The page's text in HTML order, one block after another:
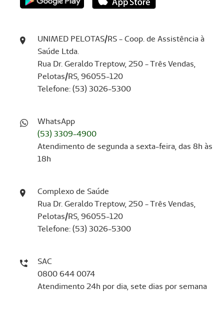
UNIMED PELOTAS/RS - Coop. de Assistência à
Saúde Ltda.
Rua Dr. Geraldo Treptow, 250 - Três Vendas,
Pelotas/RS, 96055-120
Telefone: (53) 3026-5300
WhatsApp
(53) 3309-4900
Atendimento de segunda a sexta-feira, das 8h às
18h
Complexo de Saúde
Rua Dr. Geraldo Treptow, 250 - Três Vendas,
Pelotas/RS, 96055-120
Telefone: (53) 3026-5300
SAC
0800 644 0074
Atendimento 24h por dia, sete dias por semana